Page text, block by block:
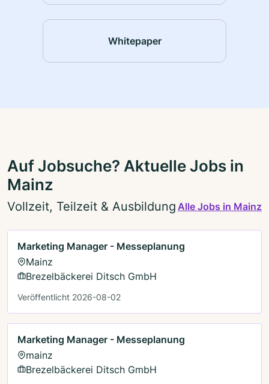
Whitepaper
Auf Jobsuche? Aktuelle Jobs in
Mainz
Vollzeit, Teilzeit & Ausbildung Alle Jobs in Mainz
Marketing Manager - Messeplanung
Mainz
Brezelbäckerei Ditsch GmbH
Veröffentlicht 2026-08-02
Marketing Manager - Messeplanung
mainz
Brezelbäckerei Ditsch GmbH